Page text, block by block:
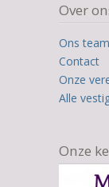
Over
Ons team
Contact
Onze
Alle
Onze